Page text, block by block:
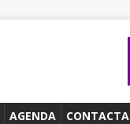
AGENDA CONTACTA